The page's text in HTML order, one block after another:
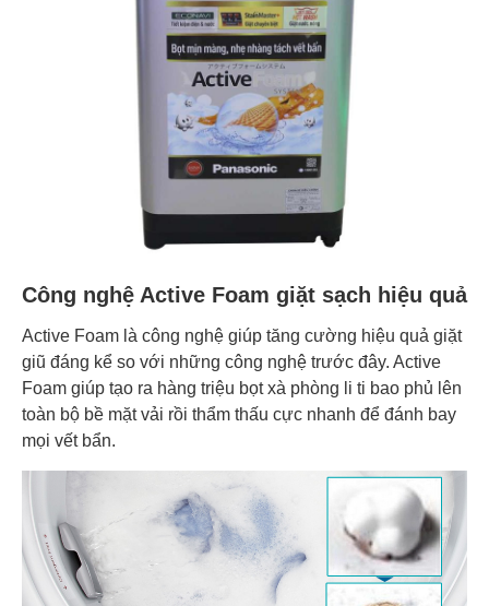
Công nghệ Active Foam giặt sạch hiệu quả
Active Foam là công nghệ giúp tăng cường hiệu quả giặt
giũ đáng kể so với những công nghệ trước đây. Active
Foam giúp tạo ra hàng triệu bọt xà phòng li ti bao phủ lên
toàn bộ bề mặt vải rồi thẩm thấu cực nhanh để đánh bay
mọi vết bẩn.